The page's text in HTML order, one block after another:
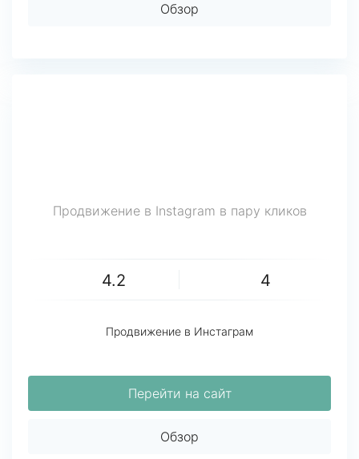
Обзор
Продвижение в Instagram в пару кликов
4.2 4
Продвижение в Инстаграм
Перейти на сайт
Обзор